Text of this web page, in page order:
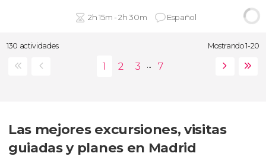
2h 15m - 2h 30m Español
130 actividades Mostrando 1-20
...
Las mejores excursiones, visitas
guiadas y planes en Madrid